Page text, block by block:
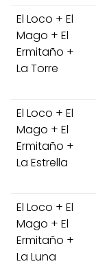
El Loco + El
Mago + El
Ermitaño +
La Torre
El Loco + El
Mago + El
Ermitaño +
La Estrella
El Loco + El
Mago + El
Ermitaño +
La Luna